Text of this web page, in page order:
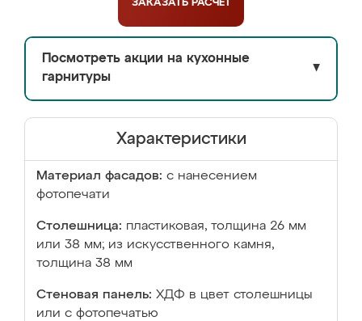
ЗАКАЗАТЬ РАСЧЁТ
Посмотреть акции на кухонные
гарнитуры
▼
Характеристики
Материал фасадов: с нанесением
фотопечати
Столешница: пластиковая, толщина 26 мм
или 38 мм; из искусственного камня,
толщина 38 мм
Стеновая панель: ХДФ в цвет столешницы
или с фотопечатью